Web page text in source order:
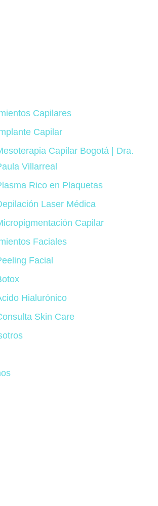
Capilares
Capilar
Capilar Bogotá | Dra.
Villarreal
Rico en Plaquetas
Laser Médica
Capilar
Faciales
Facial
Hialurónico
Skin Care